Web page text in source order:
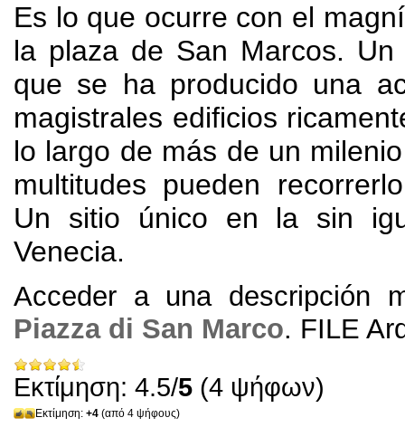
Es lo que ocurre con el
la plaza de San Marcos. Un
que se ha producido una
magistrales edificios
lo largo de más de un
multitudes pueden
Un sitio único en la sin
Venecia.
Acceder a una descripción
Piazza di San Marco. FILE
Εκτίμηση: 4.5/5 (4 ψήφων)
Εκτίμηση: +4 (από 4 ψήφους)